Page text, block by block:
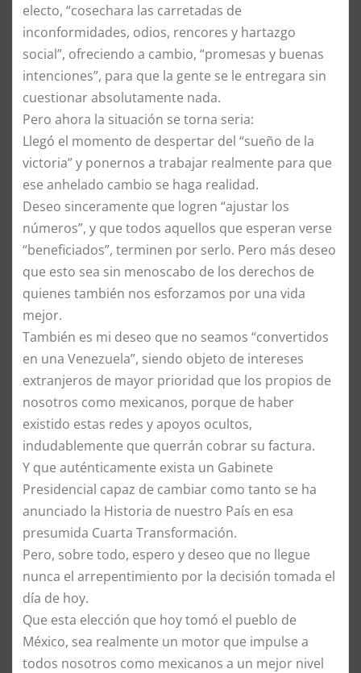
electo, “cosechara las carretadas de
inconformidades, odios, rencores y hartazgo
social”, ofreciendo a cambio, “promesas y buenas
intenciones”, para que la gente se le entregara sin
cuestionar absolutamente nada.
Pero ahora la situación se torna seria:
Llegó el momento de despertar del “sueño de la
victoria” y ponernos a trabajar realmente para que
ese anhelado cambio se haga realidad.
Deseo sinceramente que logren “ajustar los
números”, y que todos aquellos que esperan verse
“beneficiados”, terminen por serlo. Pero más deseo
que esto sea sin menoscabo de los derechos de
quienes también nos esforzamos por una vida
mejor.
También es mi deseo que no seamos “convertidos
en una Venezuela”, siendo objeto de intereses
extranjeros de mayor prioridad que los propios de
nosotros como mexicanos, porque de haber
existido estas redes y apoyos ocultos,
indudablemente que querrán cobrar su factura.
Y que auténticamente exista un Gabinete
Presidencial capaz de cambiar como tanto se ha
anunciado la Historia de nuestro País en esa
presumida Cuarta Transformación.
Pero, sobre todo, espero y deseo que no llegue
nunca el arrepentimiento por la decisión tomada el
día de hoy.
Que esta elección que hoy tomó el pueblo de
México, sea realmente un motor que impulse a
todos nosotros como mexicanos a un mejor nivel